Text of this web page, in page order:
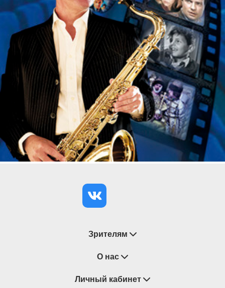
Зрителям
Восстановление билетов
Замена / Отмена / Перенос мероприятий
О нас
О компании
Личный кабинет